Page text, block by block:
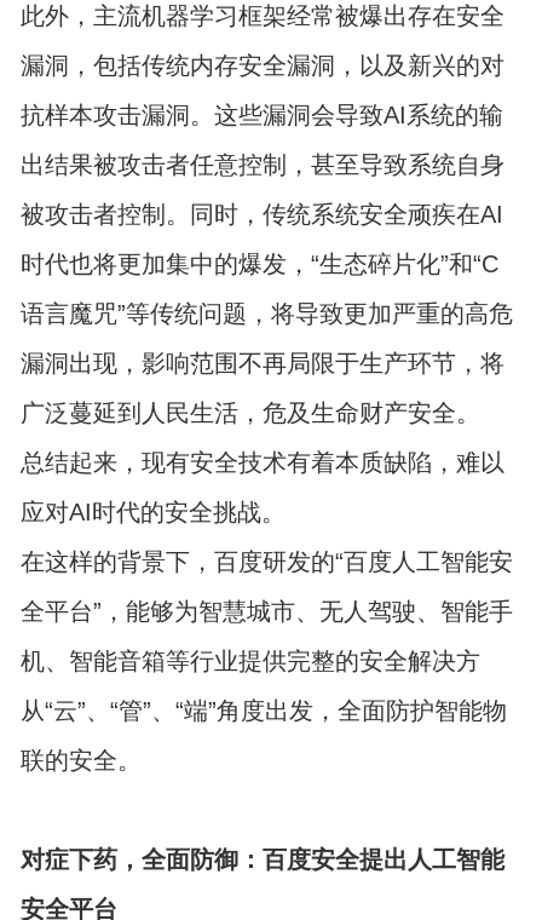
此外，主流机器学习框架经常被爆出存在安全
漏洞，包括传统内存安全漏洞，以及新兴的对
抗样本攻击漏洞。这些漏洞会导致AI系统的输
出结果被攻击者任意控制，甚至导致系统自身
被攻击者控制。同时，传统系统安全顽疾在AI
时代也将更加集中的爆发，“生态碎片化”和“C
语言魔咒”等传统问题，将导致更加严重的高危
漏洞出现，影响范围不再局限于生产环节，将
广泛蔓延到人民生活，危及生命财产安全。
总结起来，现有安全技术有着本质缺陷，难以
应对AI时代的安全挑战。
在这样的背景下，百度研发的“百度人工智能安
全平台”，能够为智慧城市、无人驾驶、智能手
机、智能音箱等行业提供完整的安全解决方
从“云”、“管”、“端”角度出发，全面防护智能物
联的安全。
对症下药，全面防御：百度安全提出人工智能
安全平台